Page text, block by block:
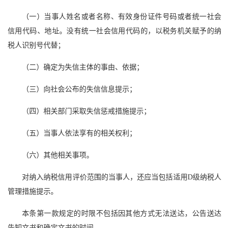
（一）当事人姓名或者名称、有效身份证件号码或者统一社会
信用代码、地址。没有统一社会信用代码的，以税务机关赋予的纳
税人识别号代替；
（二）确定为失信主体的事由、依据；
（三）向社会公布的失信信息提示；
（四）相关部门采取失信惩戒措施提示；
（五）当事人依法享有的相关权利；
（六）其他相关事项。
对纳入纳税信用评价范围的当事人，还应当包括适用D级纳税人
管理措施提示。
本条第一款规定的时限不包括因其他方式无法送达，公告送达